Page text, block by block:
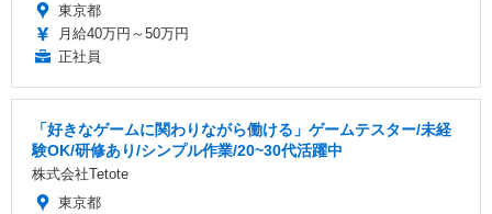
東京都
月給40万円～50万円
正社員
「好きなゲームに関わりながら働ける」ゲームテスター/未経
験OK/研修あり/シンプル作業/20~30代活躍中
株式会社Tetote
東京都